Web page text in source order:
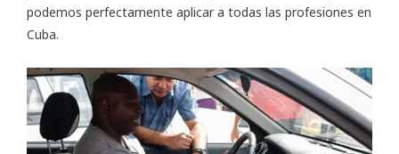
podemos perfectamente aplicar a todas las profesiones en
Cuba.